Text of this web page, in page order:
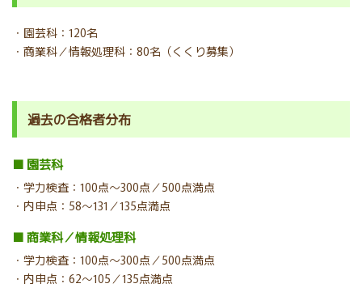
・園芸科：120名
・商業科／情報処理科：80名（くくり募集）
過去の合格者分布
■ 園芸科
・学力検査：100点～300点／500点満点
・内申点：58～131／135点満点
■ 商業科／情報処理科
・学力検査：100点～300点／500点満点
・内申点：62～105／135点満点